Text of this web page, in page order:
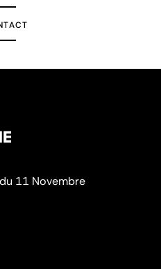
11 Novembre